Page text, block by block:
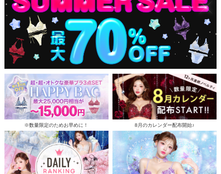
※数量限定のためお早めに！ 8月のカレンダー配布開始♪